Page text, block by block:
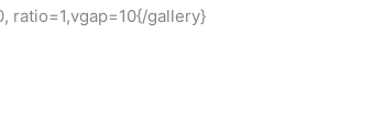
ratio=1,vgap=10{/gallery}